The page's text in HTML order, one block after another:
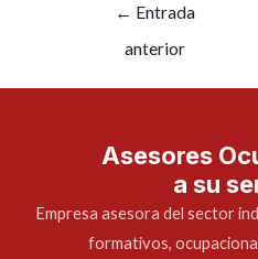
← Entrada
anterior
Asesores
a su
Empresa asesora del sector
formativos,